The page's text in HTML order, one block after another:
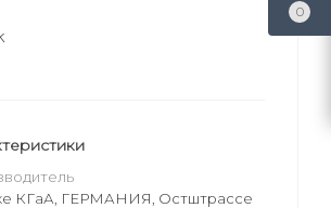
КГаА, ГЕРМАНИЯ, Остштрассе
0